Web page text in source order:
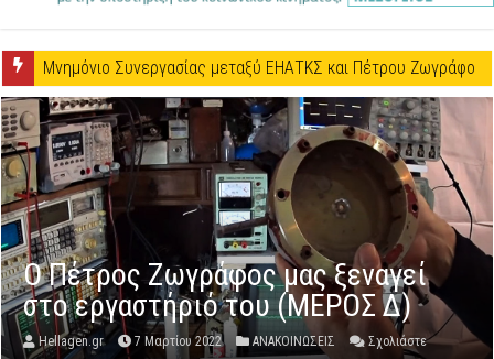
Μνημόνιο Συνεργασίας μεταξύ ΕΗΑΤΚΣ και Πέτρου Ζωγράφου
Ο Πέτρος Ζωγράφος μας ξεναγεί
στο εργαστήριό του (ΜΕΡΟΣ Δ)
Hellagen.gr 7 Μαρτίου 2022 ΑΝΑΚΟΙΝΩΣΕΙΣ Σχολιάστε